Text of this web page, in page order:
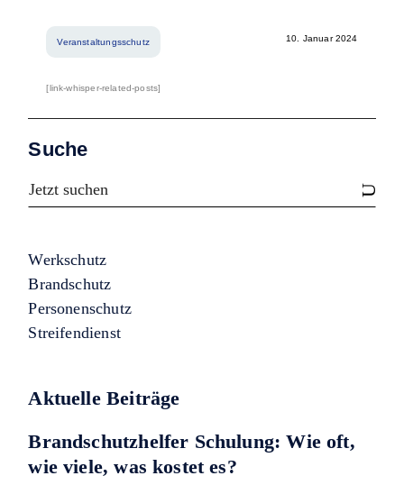
Veranstaltungsschutz 10. Januar 2024
[link-whisper-related-posts]
Suche
Werkschutz
Brandschutz
Personenschutz
Streifendienst
Aktuelle Beiträge
Brandschutzhelfer Schulung: Wie oft,
wie viele, was kostet es?